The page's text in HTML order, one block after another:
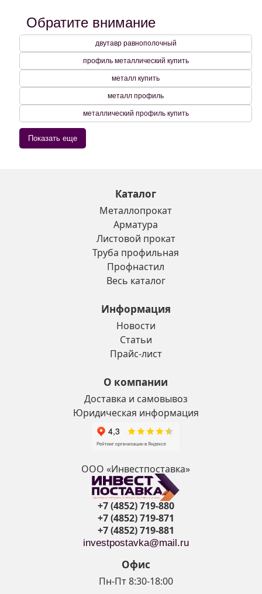
Обратите внимание
двутавр равнополочный
профиль металлический купить
металл купить
металл профиль
металлический профиль купить
Показать еще
Каталог
Металлопрокат
Арматура
Листовой прокат
Труба профильная
Профнастил
Весь каталог
Информация
Новости
Статьи
Прайс-лист
О компании
Доставка и самовывоз
Юридическая информация
ООО «Инвестпоставка»
+7 (4852) 719-880
+7 (4852) 719-871
+7 (4852) 719-881
investpostavka@mail.ru
Офис
Пн-Пт 8:30-18:00